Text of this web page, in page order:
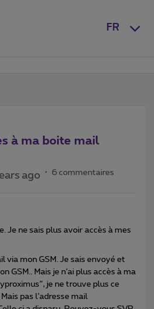
FR
à ma boite mail
ago 6 commentaires
Je ne sais plus avoir accès à mes
via mon GSM. Je sais envoyé et
GSM.. Mais je n’ai plus accès à ma
je ne trouve plus ce
pas l’adresse mail